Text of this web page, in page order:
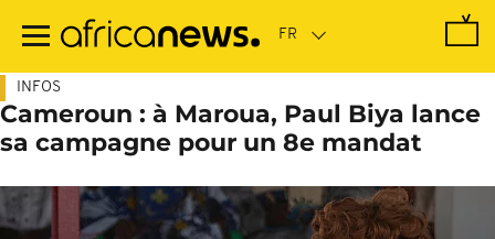
contenu
INFOS
Cameroun : à Maroua, Paul Biya lance
sa campagne pour un 8e mandat